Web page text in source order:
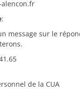
alencon.fr
:
message sur le
de la CUA